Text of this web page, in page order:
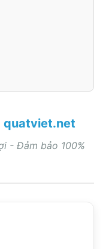
quatviet.net
- Đảm bảo 100%